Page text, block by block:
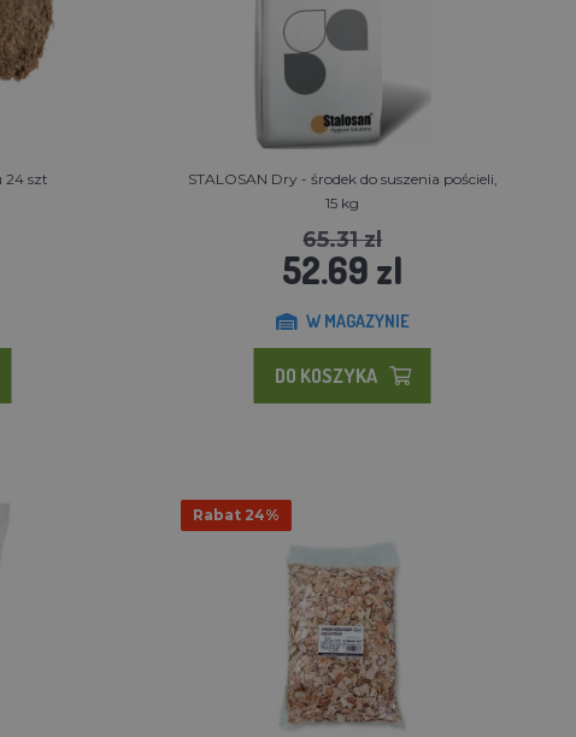
24 szt
STALOSAN Dry - środek do suszenia pościeli,
15 kg
65.31 zl
52.69 zl
W MAGAZYNIE
DO KOSZYKA
Rabat 24%